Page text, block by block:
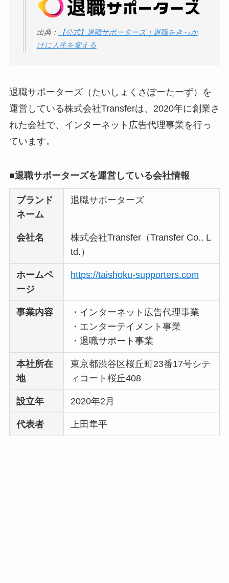
【怪しい？】帝国デ
ータバンクの口コ
ロモート株式会社の
口コミ・評判は実際
どう？
実際どう？
ユリカコーポレーシ
ミ・評価が正直ヤバ
【怪しい？】株式会
判は実際どう？
Temuは怪しい？口コ
ミ・評判が正直ヤバ
いって本当？
出典：
【公式】退職サポーターズ｜退職をきっか
けに人生を変える
退職サポーターズ（たいしょくさぽーたーず）を
運営している株式会社Transferは、2020年に創業さ
れた会社で、インターネット広告代理事業を行っ
ています。
■退職サポーターズを運営している会社情報
ブランド
ネーム
退職サポーターズ
会社名
株式会社Transfer（Transfer Co., L
td.）
ホームペ
ージ
https://taishoku-supporters.com
事業内容
・インターネット広告代理事業
・エンターテイメント事業
・退職サポート事業
本社所在
地
東京都渋谷区桜丘町23番17号シテ
ィコート桜丘408
設立年 2020年2月
代表者 上田隼平